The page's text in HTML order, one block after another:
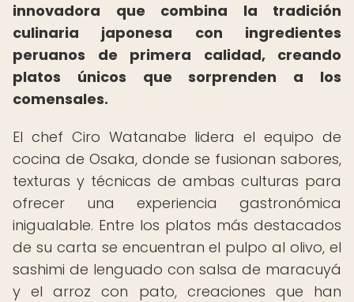
innovadora que combina la tradición
culinaria japonesa con ingredientes
peruanos de primera calidad, creando
platos únicos que sorprenden a los
comensales.
El chef Ciro Watanabe lidera el equipo de
cocina de Osaka, donde se fusionan sabores,
texturas y técnicas de ambas culturas para
ofrecer una experiencia gastronómica
inigualable. Entre los platos más destacados
de su carta se encuentran el pulpo al olivo, el
sashimi de lenguado con salsa de maracuyá
y el arroz con pato, creaciones que han